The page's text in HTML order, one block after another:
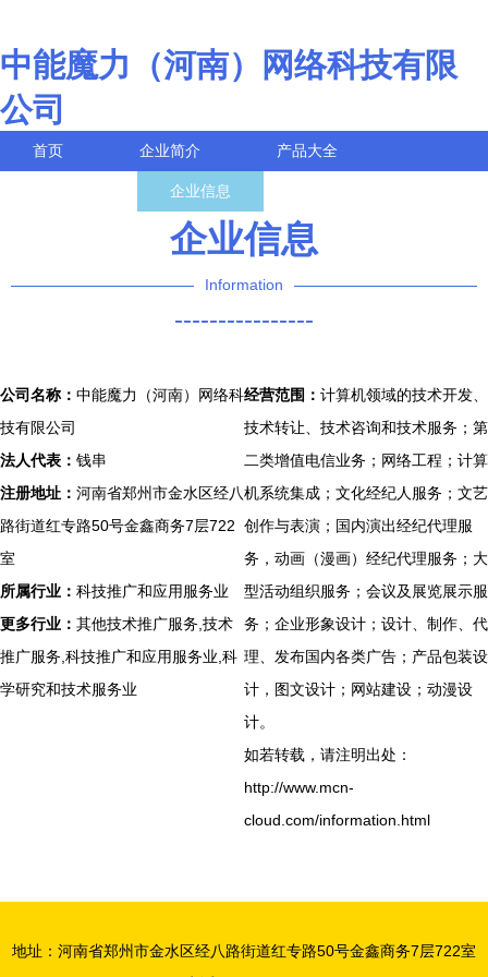
中能魔力（河南）网络科技有限
公司
首页 企业简介 产品大全
企业信息
企业信息
Information
----------------
公司名称： 中能魔力（河南）网络科
技有限公司
法人代表： 钱串
注册地址： 河南省郑州市金水区经八
路街道红专路50号金鑫商务7层722
室
所属行业： 科技推广和应用服务业
更多行业： 其他技术推广服务,技术
推广服务,科技推广和应用服务业,科
学研究和技术服务业
经营范围： 计算机领域的技术开发、
技术转让、技术咨询和技术服务；第
二类增值电信业务；网络工程；计算
机系统集成；文化经纪人服务；文艺
创作与表演；国内演出经纪代理服
务，动画（漫画）经纪代理服务；大
型活动组织服务；会议及展览展示服
务；企业形象设计；设计、制作、代
理、发布国内各类广告；产品包装设
计，图文设计；网站建设；动漫设
计。
如若转载，请注明出处：
http://www.mcn-
cloud.com/information.html
地址：河南省郑州市金水区经八路街道红专路50号金鑫商务7层722室